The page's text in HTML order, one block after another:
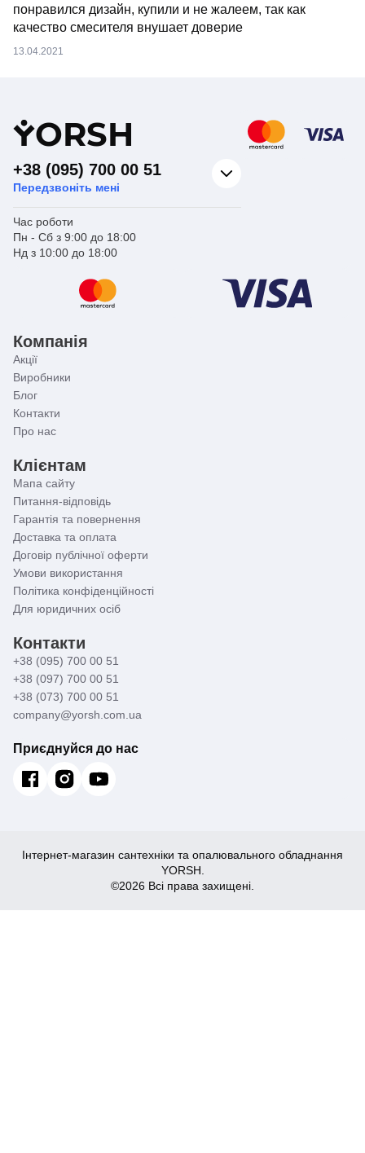
понравился дизайн, купили и не жалеем, так как
качество смесителя внушает доверие
13.04.2021
YORSH
+38 (095) 700 00 51
Передзвоніть мені
Час роботи
Пн - Сб з 9:00 до 18:00
Нд з 10:00 до 18:00
Компанія
Акції
Виробники
Блог
Контакти
Про нас
Клієнтам
Мапа сайту
Питання-відповідь
Гарантія та повернення
Доставка та оплата
Договір публічної оферти
Умови використання
Політика конфіденційності
Для юридичних осіб
Контакти
+38 (095) 700 00 51
+38 (097) 700 00 51
+38 (073) 700 00 51
company@yorsh.com.ua
Приєднуйся до нас
Інтернет-магазин сантехніки та опалювального обладнання
YORSH.
©2026 Всі права захищені.